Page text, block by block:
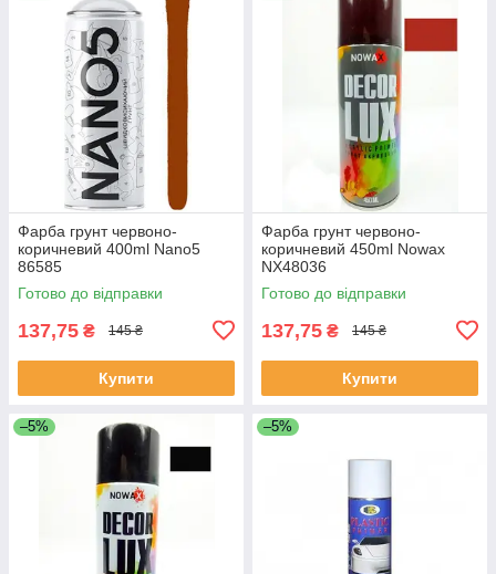
Фарба грунт червоно-
коричневий 400ml Nano5
86585
Готово до відправки
137,75 ₴ 145 ₴
Купити
Фарба грунт червоно-
коричневий 450ml Nowax
NX48036
Готово до відправки
137,75 ₴ 145 ₴
Купити
–5% –5%